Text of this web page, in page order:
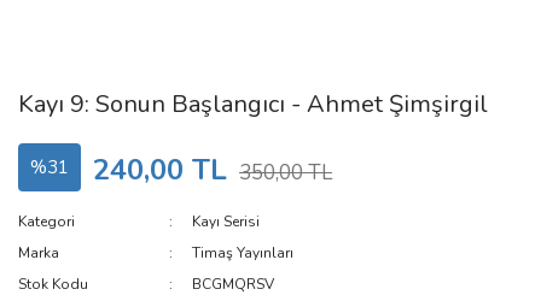
Kayı 9: Sonun Başlangıcı - Ahmet Şimşirgil
%31 240,00 TL 350,00 TL
Kategori
Kayı Serisi
Marka
Timaş Yayınları
Stok Kodu
BCGMQRSV